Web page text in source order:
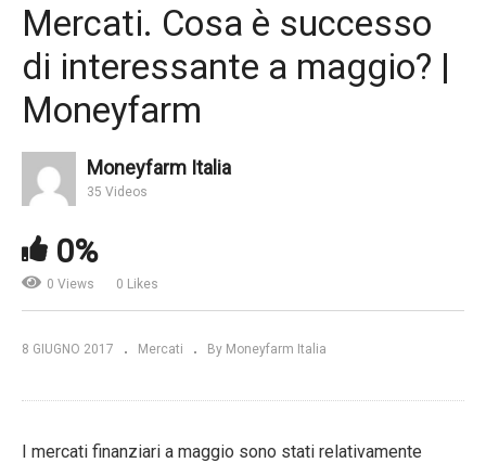
Mercati. Cosa è successo
di interessante a maggio? |
Moneyfarm
Moneyfarm Italia
35 Videos
0%
0 Views 0 Likes
8 GIUGNO 2017 Mercati By Moneyfarm Italia
I mercati finanziari a maggio sono stati relativamente